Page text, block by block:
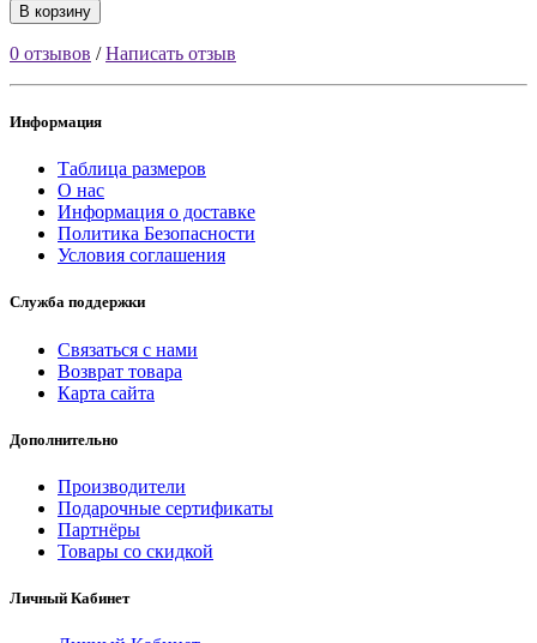
В корзину
0 отзывов /Написать отзыв
Информация
Таблица размеров
О нас
Информация о доставке
Политика Безопасности
Условия соглашения
Служба поддержки
Связаться с нами
Возврат товара
Карта сайта
Дополнительно
Производители
Подарочные сертификаты
Партнёры
Товары со скидкой
Личный Кабинет